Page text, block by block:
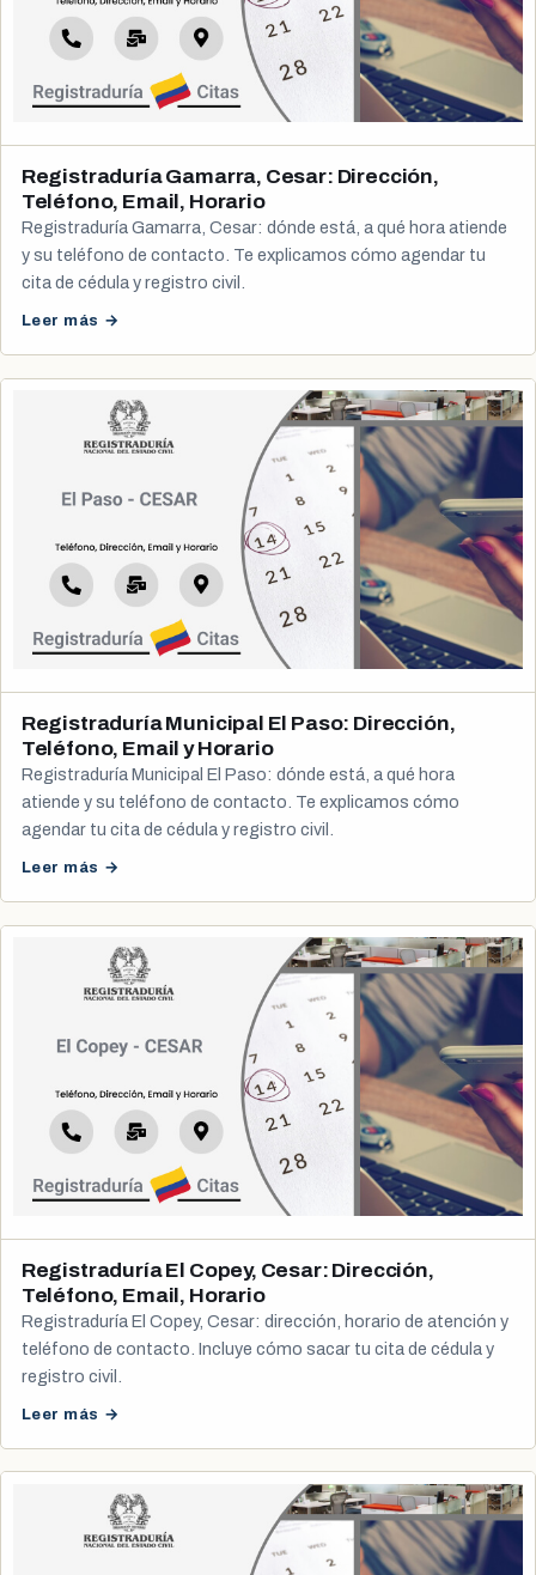
Registraduría Gamarra, Cesar: Dirección,
Teléfono, Email, Horario
Registraduría Gamarra, Cesar: dónde está, a qué hora atiende
y su teléfono de contacto. Te explicamos cómo agendar tu
cita de cédula y registro civil.
Leer más →
Registraduría Municipal El Paso: Dirección,
Teléfono, Email y Horario
Registraduría Municipal El Paso: dónde está, a qué hora
atiende y su teléfono de contacto. Te explicamos cómo
agendar tu cita de cédula y registro civil.
Leer más →
Registraduría El Copey, Cesar: Dirección,
Teléfono, Email, Horario
Registraduría El Copey, Cesar: dirección, horario de atención y
teléfono de contacto. Incluye cómo sacar tu cita de cédula y
registro civil.
Leer más →